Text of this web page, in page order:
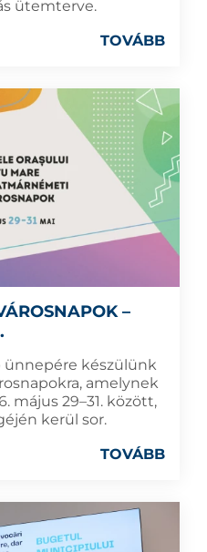
ütemterve.
TOVÁBB
–
ünnepére készülünk
amelynek
május 29–31. között,
kerül sor.
TOVÁBB